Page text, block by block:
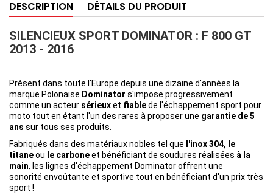
DESCRIPTION DÉTAILS DU PRODUIT
SILENCIEUX SPORT DOMINATOR : F 800 GT
2013 - 2016
Présent dans toute l'Europe depuis une dizaine d'années la
marque Polonaise Dominator s'impose progressivement
comme un acteur sérieuxet fiablede l'échappement sport pour
moto tout en étant l'un des rares à proposer une garantie de 5
ans sur tous ses produits.
Fabriqués dans des matériaux nobles tel que l'inox 304, le
titaneou le carboneet bénéficiant de soudures réalisées à la
main, les lignes d'échappement Dominator offrent une
sonorité envoûtante et sportive tout en bénéficiant d'un prix très
sport !